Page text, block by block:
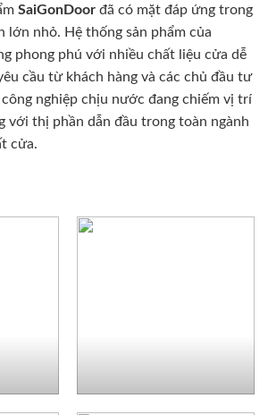
SaiGonDoor đã có mặt đáp ứng trong
lớn nhỏ. Hệ thống sản phẩm của
phong phú với nhiều chất liệu cửa dễ
cầu từ khách hàng và các chủ đầu tư
nghiệp chịu nước đang chiếm vị trí
với thị phần dẫn đầu trong toàn ngành
cửa.